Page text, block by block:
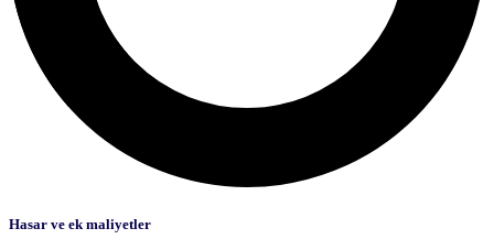
Hasar ve ek maliyetler